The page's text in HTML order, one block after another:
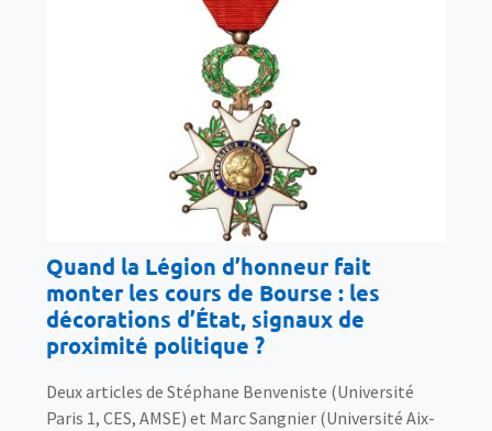
Quand la Légion d’honneur fait
monter les cours de Bourse : les
décorations d’État, signaux de
proximité politique ?
Deux articles de Stéphane Benveniste (Université
Paris 1, CES, AMSE) et Marc Sangnier (Université Aix-